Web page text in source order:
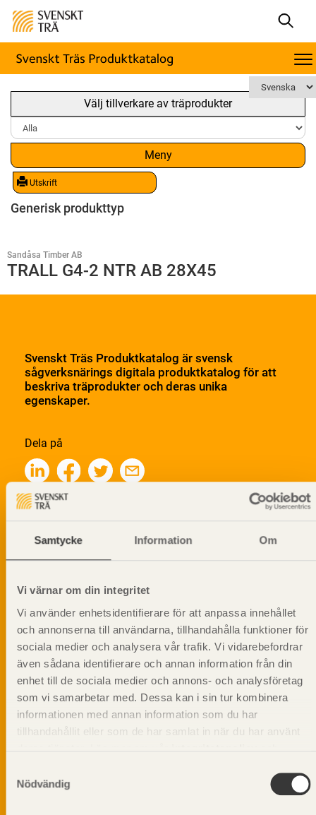
Samtycke Information Om
Vi värnar om din integritet
Vi använder enhetsidentifierare för att anpassa innehållet
och annonserna till användarna, tillhandahålla funktioner för
sociala medier och analysera vår trafik. Vi vidarebefordrar
även sådana identifierare och annan information från din
enhet till de sociala medier och annons- och analysföretag
som vi samarbetar med. Dessa kan i sin tur kombinera
informationen med annan information som du har
tillhandahållit eller som de har samlat in när du har använt
Nödvändig
Välj tillverkare av träprodukter
Meny
Utskrift
Generisk produkttyp
Sandåsa Timber AB
TRALL G4-2 NTR AB 28X45
Svenskt Träs Produktkatalog är svensk
sågverksnärings digitala produktkatalog för att
beskriva träprodukter och deras unika
egenskaper.
Dela på
informationsutskick!
personuppgifter alltid hanteras på ett ansvarsfullt sätt.